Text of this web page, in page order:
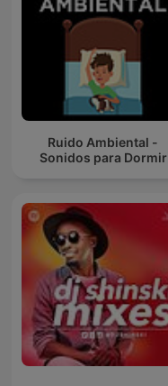
Ruido Ambiental -
Sonidos para Dormir